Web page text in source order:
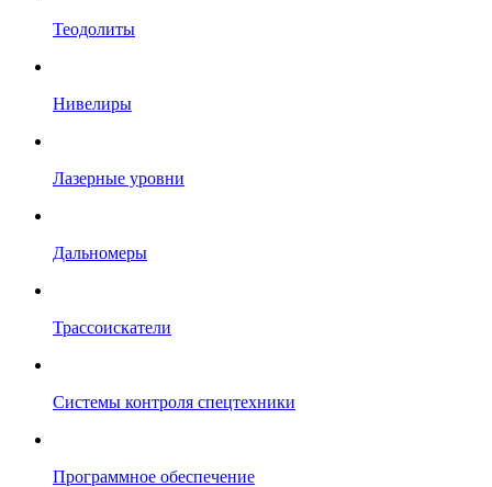
Теодолиты
Нивелиры
Лазерные уровни
Дальномеры
Трассоискатели
Системы контроля спецтехники
Программное обеспечение